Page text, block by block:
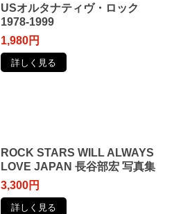
USオルタナティヴ・ロック
1978-1999
1,980円
詳しく見る
ROCK STARS WILL ALWAYS
LOVE JAPAN 長谷部宏 写真集
3,300円
詳しく見る